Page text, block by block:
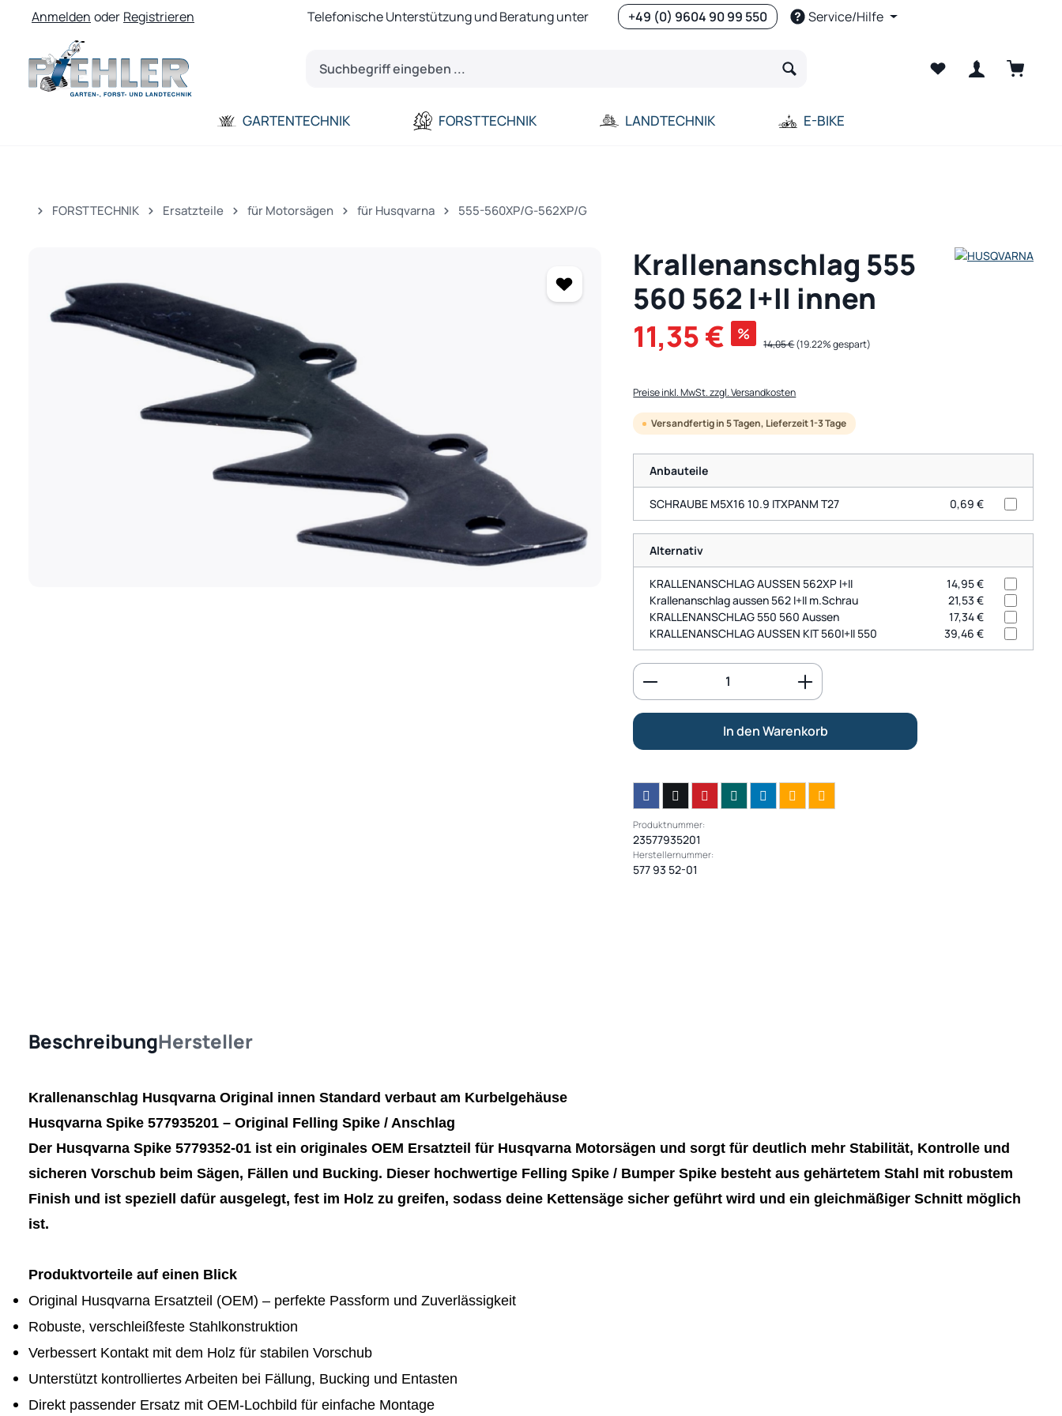
Hauptinhalt springen
Zur Suche springen
Zur Hauptnavigation springen
Anmelden oder Registrieren Telefonische Unterstützung und Beratung unter +49 (0) 9604 90 99 550 Service/Hilfe
GARTENTECHNIK FORSTTECHNIK LANDTECHNIK E-BIKE
FORSTTECHNIK Ersatzteile für Motorsägen für Husqvarna 555-560XP/G-562XP/G
Krallenanschlag 555
560 562 I+II innen
Verkaufspreis:
11,35 € %
Regulärer Preis:
14,05 €(19.22% gespart)
Preise inkl. MwSt. zzgl. Versandkosten
Versandfertig in 5 Tagen, Lieferzeit 1-3 Tage
Anbauteile
SCHRAUBE M5X16 10.9 ITXPANM T27 0,69 €
Alternativ
KRALLENANSCHLAG AUSSEN 562XP I+II
14,95 €
Krallenanschlag aussen 562 I+II m.Schrau
21,53 €
KRALLENANSCHLAG 550 560 Aussen
17,34 €
KRALLENANSCHLAG AUSSEN KIT 560I+II 550
39,46 €
Produkt Anzahl: Gib den gewünschten Wert
In den Warenkorb
Produktnummer:
23577935201
Herstellernummer:
577 93 52-01
BeschreibungHersteller
Krallenanschlag Husqvarna Original innen Standard verbaut am Kurbelgehäuse
Husqvarna Spike 577935201 – Original Felling Spike / Anschlag
Der Husqvarna Spike 5779352-01 ist ein originales OEM Ersatzteil für Husqvarna Motorsägen und sorgt für deutlich mehr Stabilität, Kontrolle und
sicheren Vorschub beim Sägen, Fällen und Bucking. Dieser hochwertige Felling Spike / Bumper Spike besteht aus gehärtetem Stahl mit robustem
Finish und ist speziell dafür ausgelegt, fest im Holz zu greifen, sodass deine Kettensäge sicher geführt wird und ein gleichmäßiger Schnitt möglich
ist.
Produktvorteile auf einen Blick
Original Husqvarna Ersatzteil (OEM) – perfekte Passform und Zuverlässigkeit
Robuste, verschleißfeste Stahlkonstruktion
Verbessert Kontakt mit dem Holz für stabilen Vorschub
Unterstützt kontrolliertes Arbeiten bei Fällung, Bucking und Entasten
Direkt passender Ersatz mit OEM-Lochbild für einfache Montage